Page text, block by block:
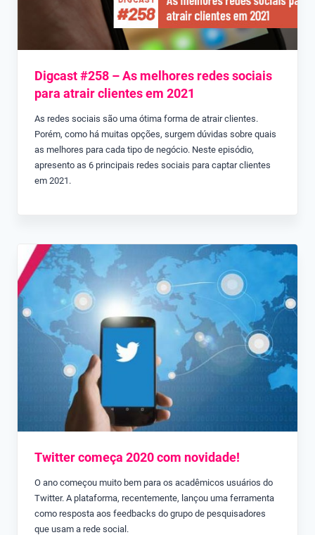
Digcast #258 – As melhores redes sociais
para atrair clientes em 2021
As redes sociais são uma ótima forma de atrair clientes.
Porém, como há muitas opções, surgem dúvidas sobre quais
as melhores para cada tipo de negócio. Neste episódio,
apresento as 6 principais redes sociais para captar clientes
em 2021.
Twitter começa 2020 com novidade!
O ano começou muito bem para os acadêmicos usuários do
Twitter. A plataforma, recentemente, lançou uma ferramenta
como resposta aos feedbacks do grupo de pesquisadores
que usam a rede social.